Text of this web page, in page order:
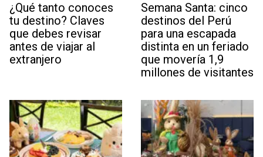
¿Qué tanto conoces
tu destino? Claves
que debes revisar
antes de viajar al
extranjero
Semana Santa: cinco
destinos del Perú
para una escapada
distinta en un feriado
que movería 1,9
millones de visitantes